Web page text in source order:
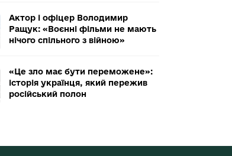
Актор і офіцер Володимир
Ращук: «Воєнні фільми не мають
нічого спільного з війною»
«Це зло має бути переможене»:
історія українця, який пережив
російський полон